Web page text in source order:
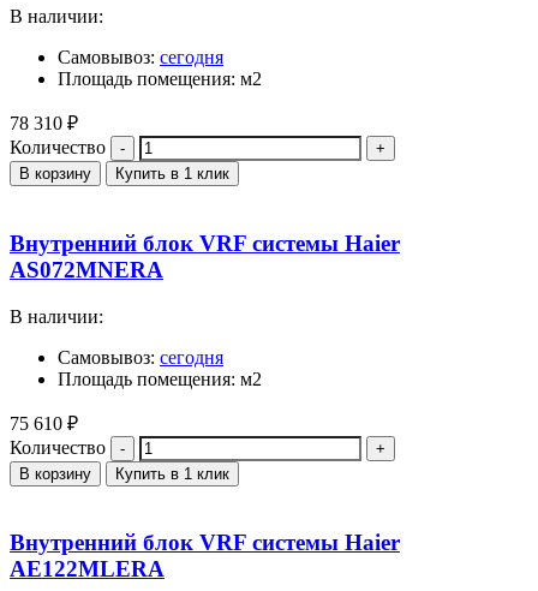
В наличии:
Самовывоз: сегодня
Площадь помещения: м2
78 310 ₽
Количество
В корзину Купить в 1 клик
Внутренний блок VRF системы Haier
AS072MNERA
В наличии:
Самовывоз: сегодня
Площадь помещения: м2
75 610 ₽
Количество
В корзину Купить в 1 клик
Внутренний блок VRF системы Haier
AE122MLERA